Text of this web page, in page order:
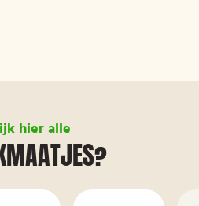
hier alle